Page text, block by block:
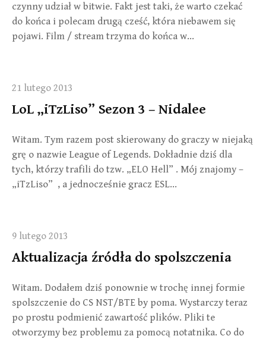
czynny udział w bitwie. Fakt jest taki, że warto czekać
do końca i polecam drugą cześć, która niebawem się
pojawi. Film / stream trzyma do końca w…
21 lutego 2013
LoL „iTzLiso” Sezon 3 – Nidalee
Witam. Tym razem post skierowany do graczy w niejaką
grę o nazwie League of Legends. Dokładnie dziś dla
tych, którzy trafili do tzw. „ELO Hell” . Mój znajomy –
„iTzLiso” , a jednocześnie gracz ESL…
9 lutego 2013
Aktualizacja źródła do spolszczenia
Witam. Dodałem dziś ponownie w trochę innej formie
spolszczenie do CS NST/BTE by poma. Wystarczy teraz
po prostu podmienić zawartość plików. Pliki te
otworzymy bez problemu za pomocą notatnika. Co do